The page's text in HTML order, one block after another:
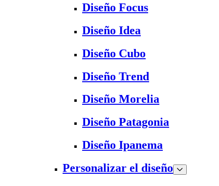
Diseño Focus
Diseño Idea
Diseño Cubo
Diseño Trend
Diseño Morelia
Diseño Patagonia
Diseño Ipanema
Personalizar el diseño